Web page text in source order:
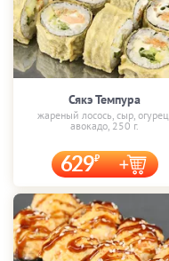
Сякэ Темпура
жареный лосось, сыр, огурец,
авокадо, 250 г.
629